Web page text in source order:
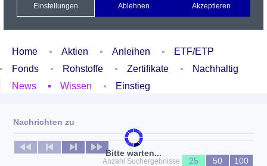
Xetra Realtime
Watchlist Portfolio Login
Home Aktien Anleihen
ETF/ETP
Fonds
Rohstoffe Zertifikate
Nachhaltig
News
Wissen Einstieg
Bitte warten...
Nachrichten zu
Keine News verfügbar
Anzahl Suchergebnisse
25 50 100
Einstellungen Ablehnen Akzeptieren